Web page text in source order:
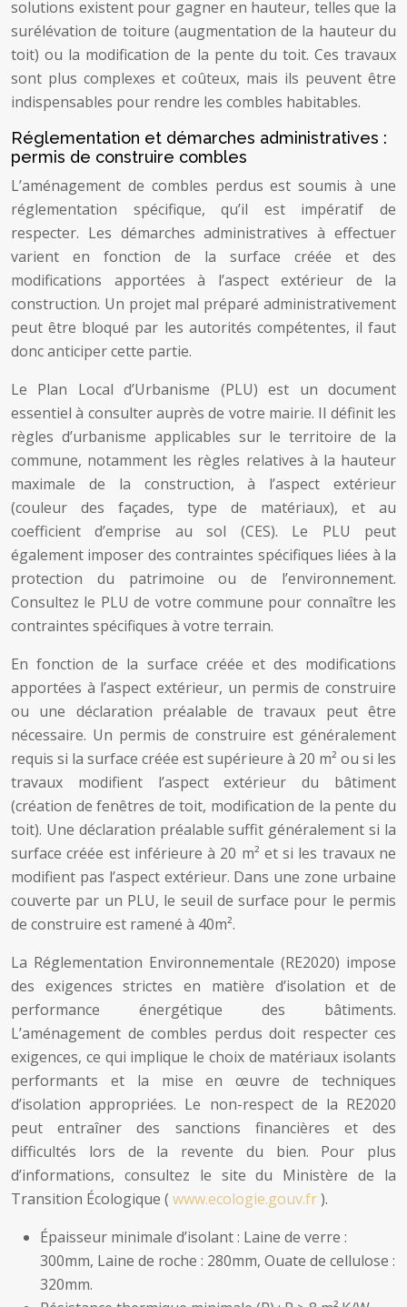
solutions existent pour gagner en hauteur, telles que la
surélévation de toiture (augmentation de la hauteur du
toit) ou la modification de la pente du toit. Ces travaux
sont plus complexes et coûteux, mais ils peuvent être
indispensables pour rendre les combles habitables.
Réglementation et démarches administratives :
permis de construire combles
L’aménagement de combles perdus est soumis à une
réglementation spécifique, qu’il est impératif de
respecter. Les démarches administratives à effectuer
varient en fonction de la surface créée et des
modifications apportées à l’aspect extérieur de la
construction. Un projet mal préparé administrativement
peut être bloqué par les autorités compétentes, il faut
donc anticiper cette partie.
Le Plan Local d’Urbanisme (PLU) est un document
essentiel à consulter auprès de votre mairie. Il définit les
règles d’urbanisme applicables sur le territoire de la
commune, notamment les règles relatives à la hauteur
maximale de la construction, à l’aspect extérieur
(couleur des façades, type de matériaux), et au
coefficient d’emprise au sol (CES). Le PLU peut
également imposer des contraintes spécifiques liées à la
protection du patrimoine ou de l’environnement.
Consultez le PLU de votre commune pour connaître les
contraintes spécifiques à votre terrain.
En fonction de la surface créée et des modifications
apportées à l’aspect extérieur, un permis de construire
ou une déclaration préalable de travaux peut être
nécessaire. Un permis de construire est généralement
requis si la surface créée est supérieure à 20 m² ou si les
travaux modifient l’aspect extérieur du bâtiment
(création de fenêtres de toit, modification de la pente du
toit). Une déclaration préalable suffit généralement si la
surface créée est inférieure à 20 m² et si les travaux ne
modifient pas l’aspect extérieur. Dans une zone urbaine
couverte par un PLU, le seuil de surface pour le permis
de construire est ramené à 40m².
La Réglementation Environnementale (RE2020) impose
des exigences strictes en matière d’isolation et de
performance énergétique des bâtiments.
L’aménagement de combles perdus doit respecter ces
exigences, ce qui implique le choix de matériaux isolants
performants et la mise en œuvre de techniques
d’isolation appropriées. Le non-respect de la RE2020
peut entraîner des sanctions financières et des
difficultés lors de la revente du bien. Pour plus
d’informations, consultez le site du Ministère de la
Transition Écologique ( www.ecologie.gouv.fr).
Épaisseur minimale d’isolant : Laine de verre :
300mm, Laine de roche : 280mm, Ouate de cellulose :
320mm.